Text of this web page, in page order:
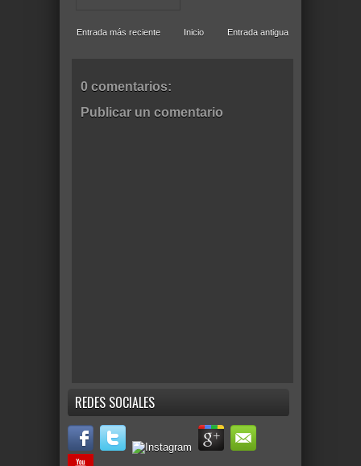
Entrada más reciente Entrada antigua
Inicio
0 comentarios:
Publicar un comentario
REDES SOCIALES